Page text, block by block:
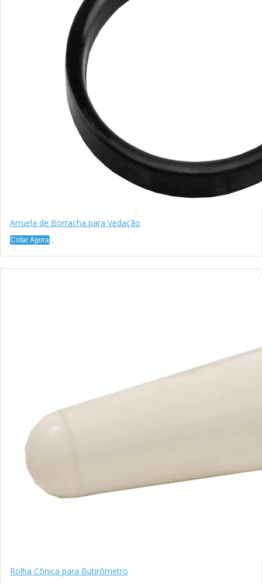
Arruela de Borracha para Vedação
Cotar Agora
Rolha Cônica para Butirômetro